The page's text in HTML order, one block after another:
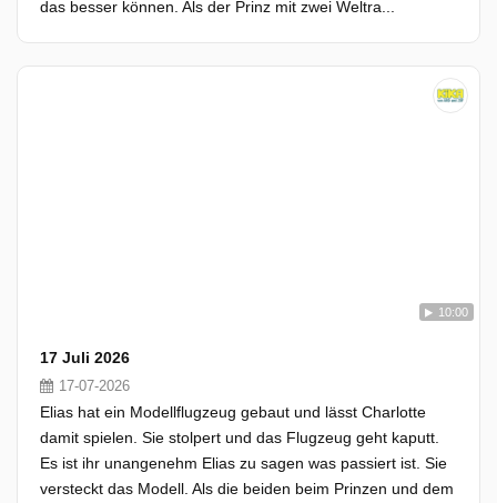
das besser können. Als der Prinz mit zwei Weltra...
10:00
17 Juli 2026
17-07-2026
Elias hat ein Modellflugzeug gebaut und lässt Charlotte
damit spielen. Sie stolpert und das Flugzeug geht kaputt.
Es ist ihr unangenehm Elias zu sagen was passiert ist. Sie
versteckt das Modell. Als die beiden beim Prinzen und dem